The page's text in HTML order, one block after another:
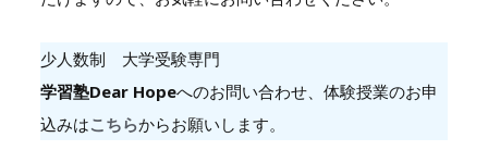
少人数制 大学受験専門
学習塾Dear Hopeへのお問い合わせ、体験授業のお申
込みはこちらからお願いします。